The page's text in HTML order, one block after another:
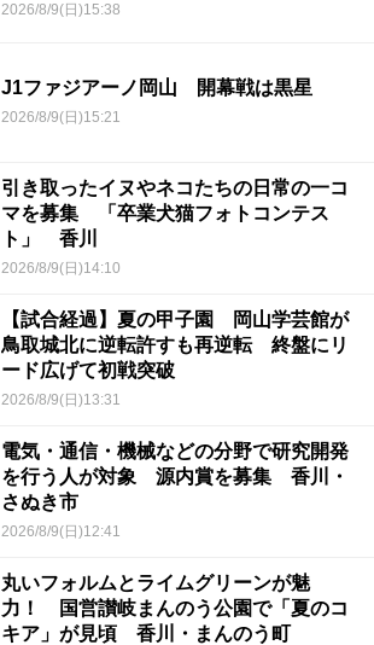
2026/8/9(日)15:38
J1ファジアーノ岡山 開幕戦は黒星
2026/8/9(日)15:21
引き取ったイヌやネコたちの日常の一コ
マを募集 「卒業犬猫フォトコンテス
ト」 香川
2026/8/9(日)14:10
【試合経過】夏の甲子園 岡山学芸館が
鳥取城北に逆転許すも再逆転 終盤にリ
ード広げて初戦突破
2026/8/9(日)13:31
電気・通信・機械などの分野で研究開発
を行う人が対象 源内賞を募集 香川・
さぬき市
2026/8/9(日)12:41
丸いフォルムとライムグリーンが魅
力！ 国営讃岐まんのう公園で「夏のコ
キア」が見頃 香川・まんのう町